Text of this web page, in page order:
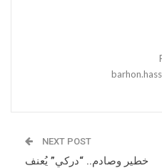
NEXT POST
خطير وصادم.. “دركي” يُعنف